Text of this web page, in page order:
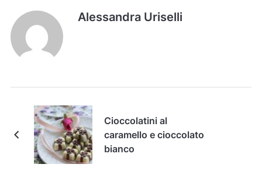
Alessandra Uriselli
Cioccolatini al
caramello e cioccolato
bianco